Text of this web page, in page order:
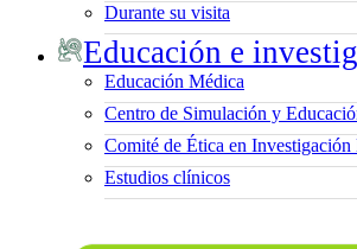
Durante su visita
Educación e
Educación Médica
Centro de Simulación y
Comité de Ética en Investigación
Estudios clínicos